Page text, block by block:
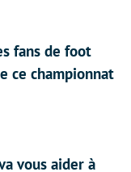
fans de foot
ce championnat
vous aider à